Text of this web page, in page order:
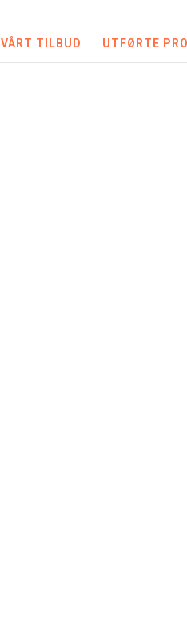
VÅRT TILBUD UTFØRTE